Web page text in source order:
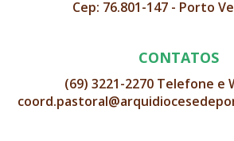
Cep: 76.801-147 - Porto
CONTATOS
(69) 3221-2270 Telefone e